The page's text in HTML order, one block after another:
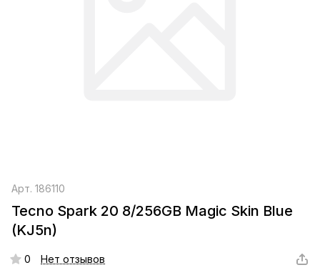
Арт. 186110
Tecno Spark 20 8/256GB Magic Skin Blue
(KJ5n)
0 Нет отзывов